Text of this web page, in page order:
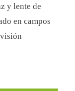
y lente de
en campos